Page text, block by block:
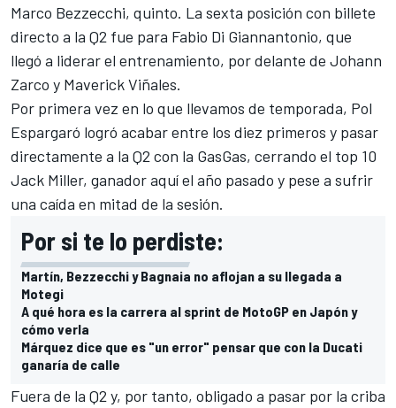
Marco Bezzecchi, quinto. La sexta posición con billete
directo a la Q2 fue para Fabio Di Giannantonio, que
llegó a liderar el entrenamiento, por delante de Johann
Zarco y Maverick Viñales.
Por primera vez en lo que llevamos de temporada, Pol
Espargaró logró acabar entre los diez primeros y pasar
directamente a la Q2 con la GasGas, cerrando el top 10
Jack Miller, ganador aquí el año pasado y pese a sufrir
una caída en mitad de la sesión.
Por si te lo perdiste:
Martín, Bezzecchi y Bagnaia no aflojan a su llegada a
Motegi
A qué hora es la carrera al sprint de MotoGP en Japón y
cómo verla
Márquez dice que es "un error" pensar que con la Ducati
ganaría de calle
Fuera de la Q2 y, por tanto, obligado a pasar por la criba